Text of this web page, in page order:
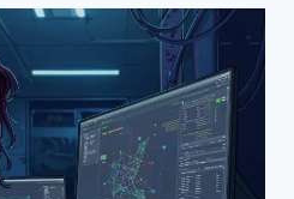
3.0
–
REWOLUCJA
W
OCHRONIE
DANYCH
PRZED
ZAGROŻENIAMI